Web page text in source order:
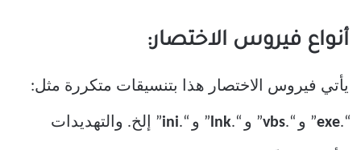
أنواع فيروس الاختصار:
يأتي فيروس الاختصار هذا بتنسيقات متكررة مثل:
“.
exe” و “.vbs” و “.lnk” و “.ini” إلخ. والتهديدات